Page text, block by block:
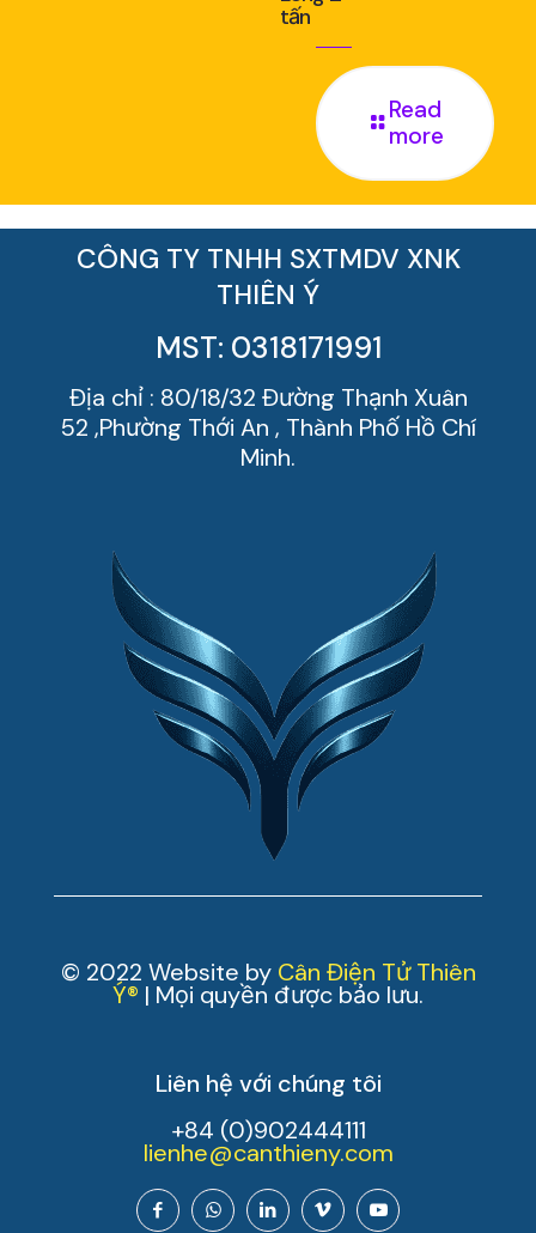
tấn
Read
more
CÔNG TY TNHH SXTMDV XNK
THIÊN Ý
MST: 0318171991
Địa chỉ : 80/18/32 Đường Thạnh Xuân
52 ,Phường Thới An , Thành Phố Hồ Chí
Minh.
© 2022 Website by Cân Điện Tử Thiên
Ý® | Mọi quyền được bảo lưu.
Liên hệ với chúng tôi
+84 (0)902444111
lienhe@canthieny.com